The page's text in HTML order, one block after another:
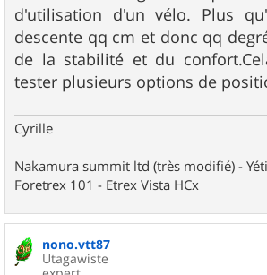
d'utilisation d'un vélo. Plus
descente qq cm et donc qq
de la stabilité et du
tester plusieurs options de
Cyrille
Nakamura summit ltd (très modifié) -
Foretrex 101 - Etrex Vista HCx
nono.vtt87
Utagawiste